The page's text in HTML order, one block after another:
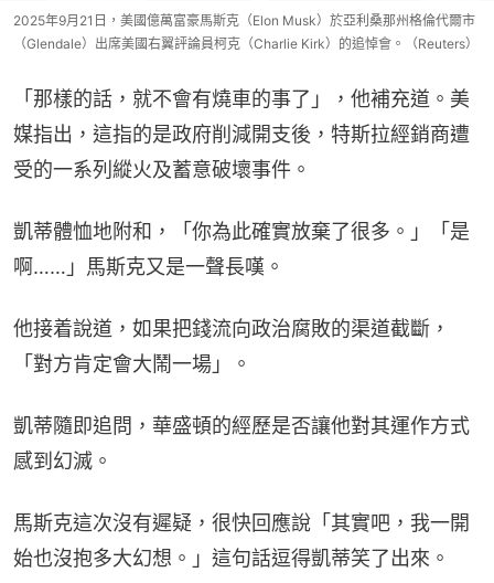
2025年9月21日，美國億萬富豪馬斯克（Elon Musk）於亞利桑那州格倫代爾市
（Glendale）出席美國右翼評論員柯克（Charlie Kirk）的追悼會。（Reuters）
「那樣的話，就不會有燒車的事了」，他補充道。美
媒指出，這指的是政府削減開支後，特斯拉經銷商遭
受的一系列縱火及蓄意破壞事件。
凱蒂體恤地附和，「你為此確實放棄了很多。」「是
啊……」馬斯克又是一聲長嘆。
他接着說道，如果把錢流向政治腐敗的渠道截斷，
「對方肯定會大鬧一場」。
凱蒂隨即追問，華盛頓的經歷是否讓他對其運作方式
感到幻滅。
馬斯克這次沒有遲疑，很快回應說「其實吧，我一開
始也沒抱多大幻想。」這句話逗得凱蒂笑了出來。